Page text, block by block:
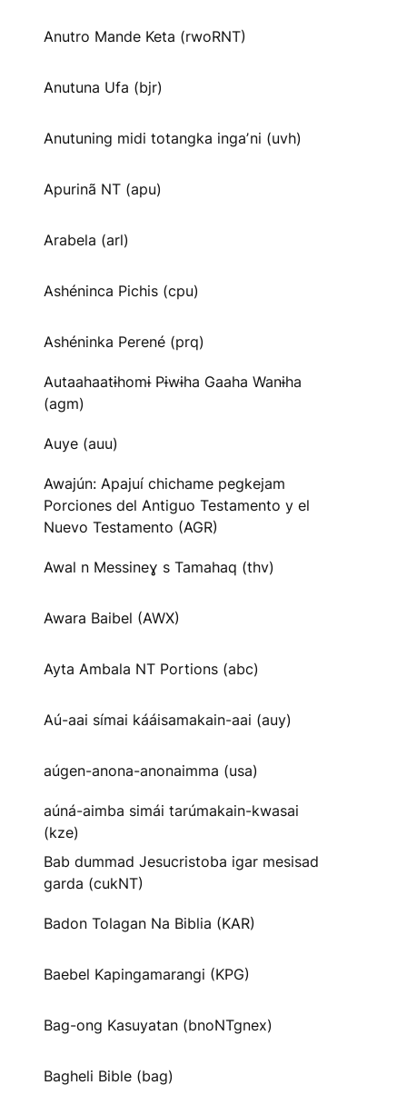
Anutro Mande Keta (rwoRNT)
Anutuna Ufa (bjr)
Anutuning midi totangka ingaʼni (uvh)
Apurinã NT (apu)
Arabela (arl)
Ashéninca Pichis (cpu)
Ashéninka Perené (prq)
Autaahaatɨhomɨ Pɨwɨha Gaaha Wanɨha
(agm)
Auye (auu)
Awajún: Apajuí chichame pegkejam
Porciones del Antiguo Testamento y el
Nuevo Testamento (AGR)
Awal n Messineɣ s Tamahaq (thv)
Awara Baibel (AWX)
Ayta Ambala NT Portions (abc)
Aú-aai símai kááisamakain-aai (auy)
aúgen-anona-anonaimma (usa)
aúná-aimba simái tarúmakain-kwasai
(kze)
Bab dummad Jesucristoba igar mesisad
garda (cukNT)
Badon Tolagan Na Biblia (KAR)
Baebel Kapingamarangi (KPG)
Bag-ong Kasuyatan (bnoNTgnex)
Bagheli Bible (bag)